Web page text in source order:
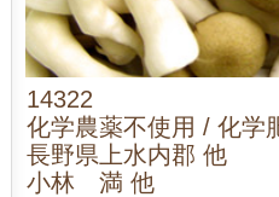
14322
化学農薬不使用 / 化学
長野県上水内郡 他
小林 満 他